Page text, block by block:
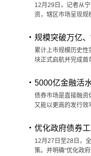
12月29日，记者从
资，辖区市场呈现
规模突破万亿
累计上市规模历史
块正式启航并完成
5000亿金融活
债券市场是直接融资
又能以更高的发行
优化政府债券
12月27日至28日，
策。并明确“优化政